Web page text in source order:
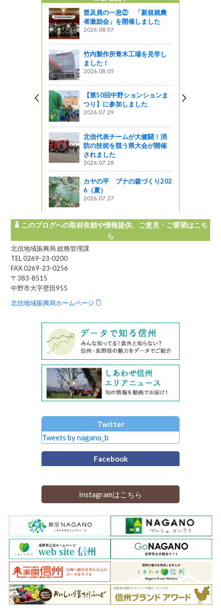
普及員の一息② 「新規就農
者激励会」を開催しました
2026.08.07
竹内製作所青木工場を見学し
ました！
2026.08.05
【第50回中野ションションま
つり】に参加しました
2026.07.29
北信代表チームが大健闘！消
防の技術を競う県大会が開催
されました
2026.07.28
カヤの平 ブナの森づくり202
6（夏）
2026.07.27
このブログへの取材依頼や情報提供、ご意見・ご要望はこち
ら
北信地域振興局 総務管理課
TEL 0269-23-0200
FAX 0269-23-0256
〒383-8515
中野市大字壁田955
北信地域振興局ホームページ
Twitter
Tweets by nagano_b
Facebook
Instagramはこちら